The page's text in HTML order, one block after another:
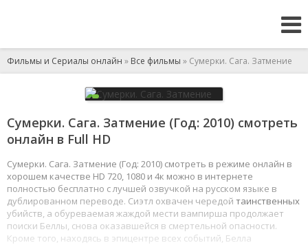
Фильмы и Сериалы онлайн » Все фильмы » Сумерки. Сага. Затмение
Сумерки. Сага. Затмение (Год: 2010) смотреть
онлайн в Full HD
Сумерки. Сага. Затмение (Год: 2010) смотреть в режиме онлайн в
хорошем качестве HD 720, 1080 и 4к можно в интернете
полностью бесплатно с лучшей озвучкой на русском языке в
дублированном переводе. Сиэтл охвачен чередой таинственных
убийств, а обуреваемая жаждой мести вампирша продолжает
поиски Беллы, снова оказавшейся в смертельной опасности.
Кроме того, находясь в эпицентре всех событий, Белла